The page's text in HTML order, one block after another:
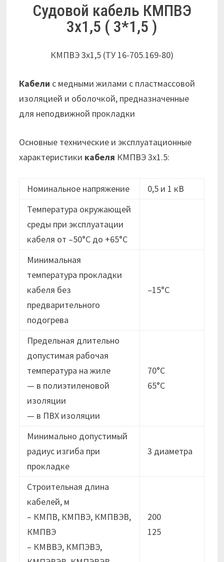
Судовой кабель КМПВЭ
3х1,5 ( 3*1,5 )
КМПВЭ 3х1,5 (ТУ 16-705.169-80)
Кабели с медными жилами с пластмассовой
изоляцией и оболочкой, предназначенные
для неподвижной прокладки
Основные технические и эксплуатационные
характеристики кабеля КМПВЭ 3х1.5:
Номинальное напряжение
0,5 и 1 кВ
Температура окружающей
среды при эксплуатации
кабеля от –50°C до +65°C
Минимальная
температура прокладки
кабеля без
предварительного
подогрева
–15°C
Предельная длительно
допустимая рабочая
температура на жиле
— в полиэтиленовой
изоляции
— в ПВХ изоляции
70°C
65°C
Минимально допустимый
радиус изгиба при
прокладке
3 диаметра
Строительная длина
кабелей, м
– КМПВ, КМПВЭ, КМПВЭВ,
КМПВЭ
– КМВВЭ, КМПЭВЭ,
200
125